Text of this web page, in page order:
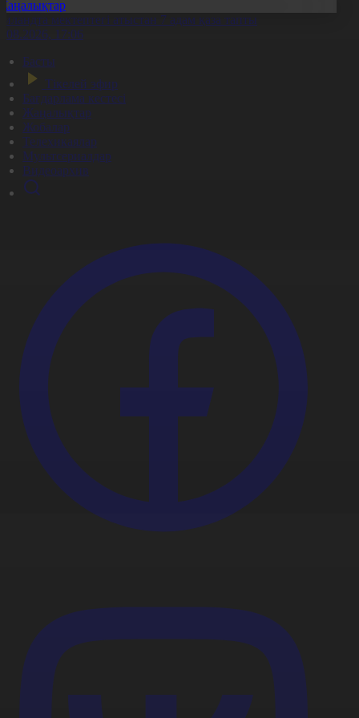
мектептегі атыстан 7 адам қаза тапты
17:06
Басты
Тікелей эфир
Бағдарлама кестесі
Жаңалықтар
Жобалар
Телехикаялар
Мультсериалдар
Видеоархив